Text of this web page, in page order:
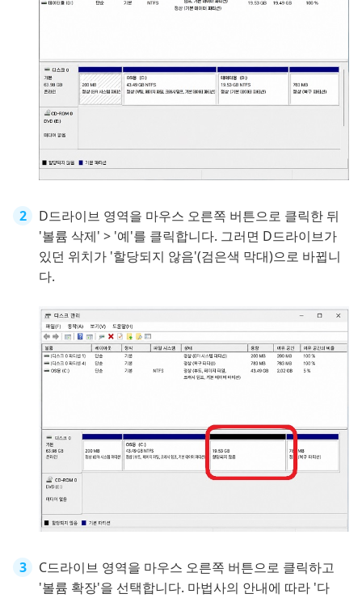
D드라이브 영역을 마우스 오른쪽 버튼으로 클릭한 뒤
'볼륨 삭제' > '예'를 클릭합니다. 그러면 D드라이브가
있던 위치가 '할당되지 않음'(검은색 막대)으로 바뀝니
다.
C드라이브 영역을 마우스 오른쪽 버튼으로 클릭하고
'볼륨 확장'을 선택합니다. 마법사의 안내에 따라 '다